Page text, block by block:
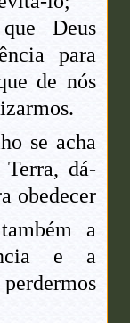
Deus
para
de nós
se acha
dá-
obedecer
a
e a